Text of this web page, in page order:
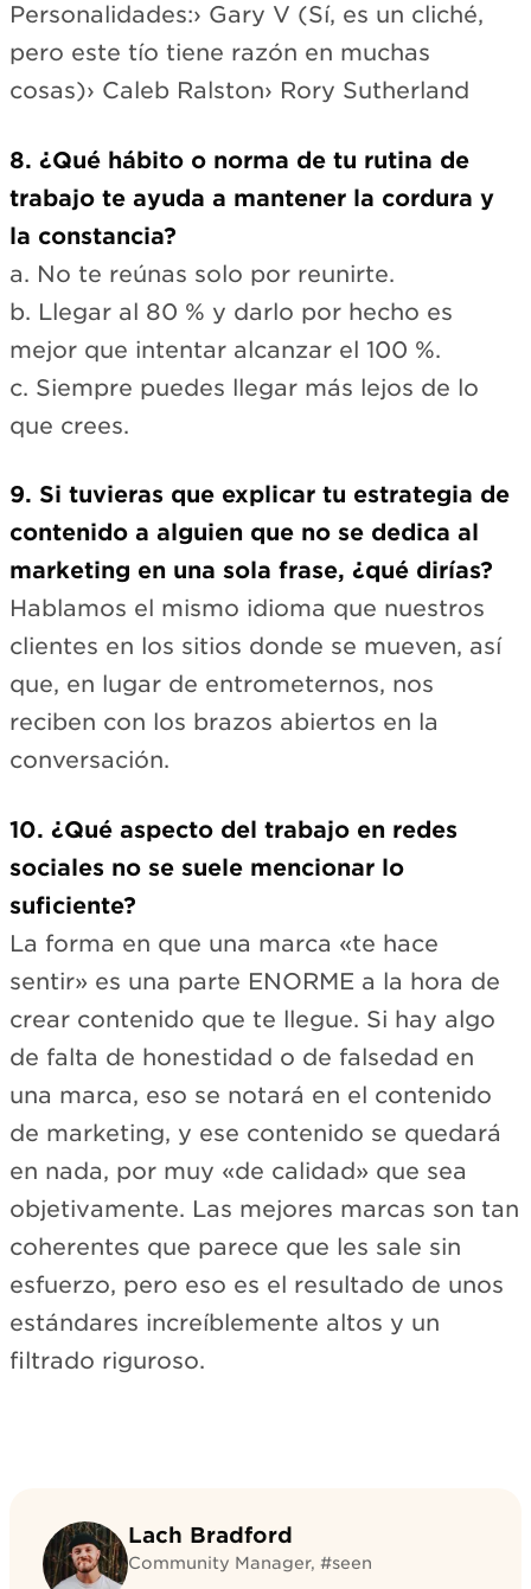
Personalidades:› Gary V (Sí, es un cliché,
pero este tío tiene razón en muchas
cosas)› Caleb Ralston› Rory Sutherland
8. ¿Qué hábito o norma de tu rutina de
trabajo te ayuda a mantener la cordura y
la constancia?
a. No te reúnas solo por reunirte.
b. Llegar al 80 % y darlo por hecho es
mejor que intentar alcanzar el 100 %.
c. Siempre puedes llegar más lejos de lo
que crees.
9. Si tuvieras que explicar tu estrategia de
contenido a alguien que no se dedica al
marketing en una sola frase, ¿qué dirías?
Hablamos el mismo idioma que nuestros
clientes en los sitios donde se mueven, así
que, en lugar de entrometernos, nos
reciben con los brazos abiertos en la
conversación.
10. ¿Qué aspecto del trabajo en redes
sociales no se suele mencionar lo
suficiente?
La forma en que una marca «te hace
sentir» es una parte ENORME a la hora de
crear contenido que te llegue. Si hay algo
de falta de honestidad o de falsedad en
una marca, eso se notará en el contenido
de marketing, y ese contenido se quedará
en nada, por muy «de calidad» que sea
objetivamente. Las mejores marcas son tan
coherentes que parece que les sale sin
esfuerzo, pero eso es el resultado de unos
estándares increíblemente altos y un
filtrado riguroso.
Lach Bradford
Community Manager, #seen